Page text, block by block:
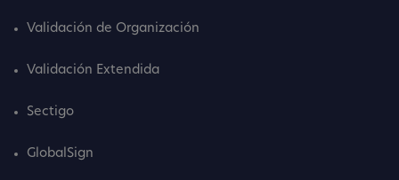
Validación de Organización
Validación Extendida
Sectigo
GlobalSign